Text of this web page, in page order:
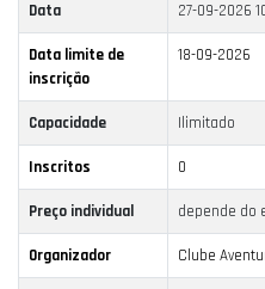
Data 27-09-2026
Data limite de
inscrição
18-09-2026
Capacidade Ilimitado
Inscritos 0
Preço individual depende do
Organizador Clube